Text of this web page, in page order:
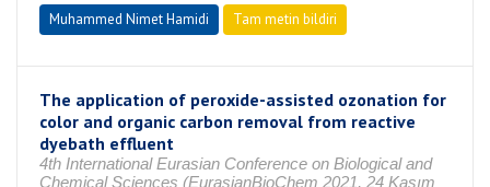
Muhammed Nimet Hamidi Tam metin bildiri
The application of peroxide-assisted ozonation for
color and organic carbon removal from reactive
dyebath effluent
4th International Eurasian Conference on Biological and
Chemical Sciences (EurasianBioChem 2021, 24 Kasım